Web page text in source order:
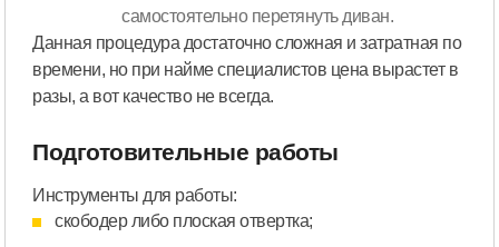
самостоятельно перетянуть диван.
Данная процедура достаточно сложная и затратная по
времени, но при найме специалистов цена вырастет в
разы, а вот качество не всегда.
Подготовительные работы
Инструменты для работы:
скободер либо плоская отвертка;